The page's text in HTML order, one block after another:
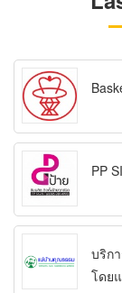
PP
บริก
โดย